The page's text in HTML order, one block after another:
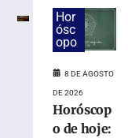
bombeiros
resgatam
Gaspar
Hor
ósc
opo
8 DE AGOSTO
DE 2026
Horóscop
o de hoje: